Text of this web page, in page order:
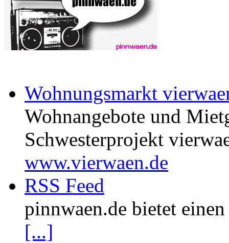
Wohnungsmarkt
Wohnangebote und
Schwesterprojekt
www.vierwaen.de
RSS Feed
pinnwaen.de bietet
[...]